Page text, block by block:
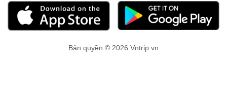
Bản quyền © 2026 Vntrip.vn